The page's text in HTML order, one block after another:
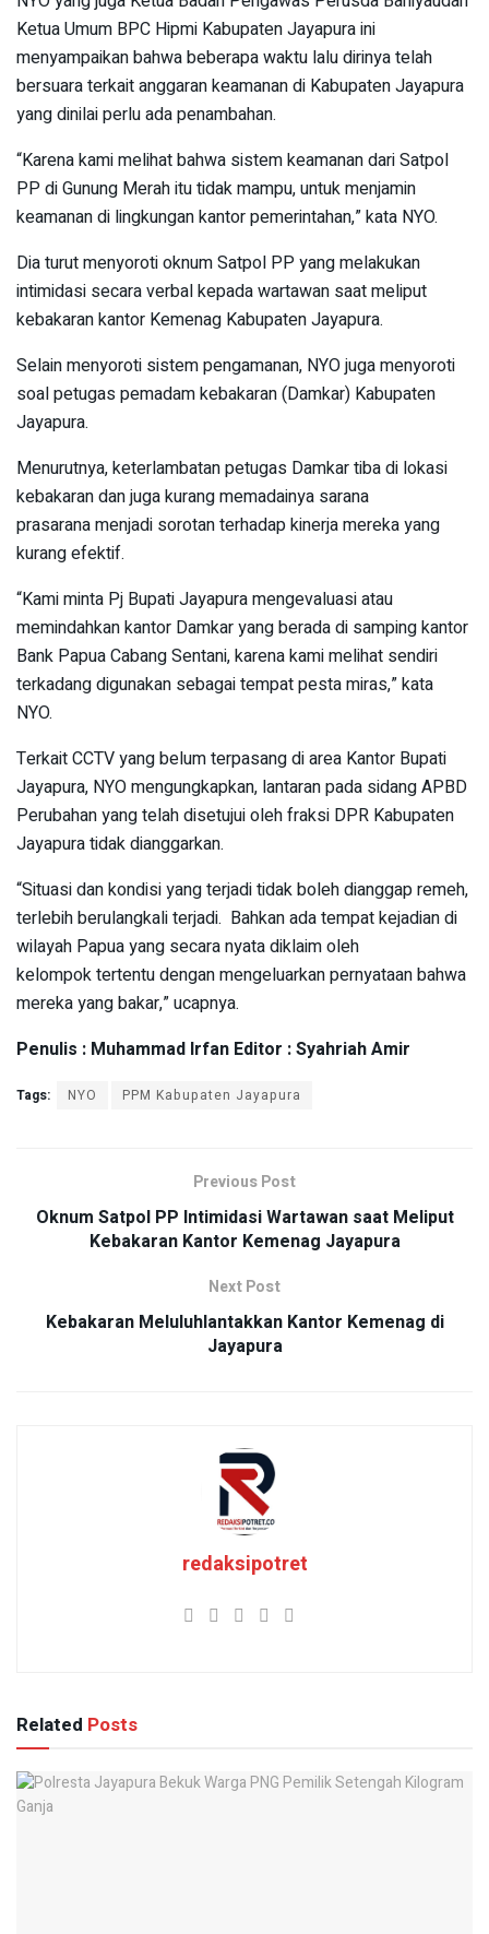
Ketua Umum BPC Hipmi Kabupaten Jayapura ini
menyampaikan bahwa beberapa waktu lalu dirinya telah
bersuara terkait anggaran keamanan di Kabupaten Jayapura
yang dinilai perlu ada penambahan.
“Karena kami melihat bahwa sistem keamanan dari Satpol
PP di Gunung Merah itu tidak mampu, untuk menjamin
keamanan di lingkungan kantor pemerintahan,” kata NYO.
Dia turut menyoroti oknum Satpol PP yang melakukan
intimidasi secara verbal kepada wartawan saat meliput
kebakaran kantor Kemenag Kabupaten Jayapura.
Selain menyoroti sistem pengamanan, NYO juga menyoroti
soal petugas pemadam kebakaran (Damkar) Kabupaten
Jayapura.
Menurutnya, keterlambatan petugas Damkar tiba di lokasi
kebakaran dan juga kurang memadainya sarana
prasarana menjadi sorotan terhadap kinerja mereka yang
kurang efektif.
“Kami minta Pj Bupati Jayapura mengevaluasi atau
memindahkan kantor Damkar yang berada di samping kantor
Bank Papua Cabang Sentani, karena kami melihat sendiri
terkadang digunakan sebagai tempat pesta miras,” kata
NYO.
Terkait CCTV yang belum terpasang di area Kantor Bupati
Jayapura, NYO mengungkapkan, lantaran pada sidang APBD
Perubahan yang telah disetujui oleh fraksi DPR Kabupaten
Jayapura tidak dianggarkan.
“Situasi dan kondisi yang terjadi tidak boleh dianggap remeh,
terlebih berulangkali terjadi. Bahkan ada tempat kejadian di
wilayah Papua yang secara nyata diklaim oleh
kelompok tertentu dengan mengeluarkan pernyataan bahwa
mereka yang bakar,” ucapnya.
Penulis : Muhammad Irfan Editor : Syahriah Amir
Tags: NYO PPM Kabupaten Jayapura
Previous Post
Oknum Satpol PP Intimidasi Wartawan saat Meliput
Kebakaran Kantor Kemenag Jayapura
Next Post
Kebakaran Meluluhlantakkan Kantor Kemenag di
Jayapura
redaksipotret
Related Posts